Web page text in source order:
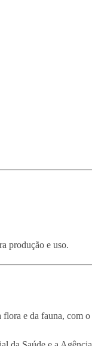
produção e uso.
e da fauna, com